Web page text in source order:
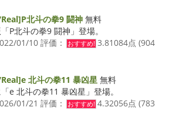
北斗の拳9 闘神 無料
P北斗の拳9 闘神」登場。
01/10 評価：
おすすめ! 3.81084点 (904
北斗の拳11 暴凶星 無料
e 北斗の拳11 暴凶星」登場。
01/21 評価：
おすすめ! 4.32056点 (783